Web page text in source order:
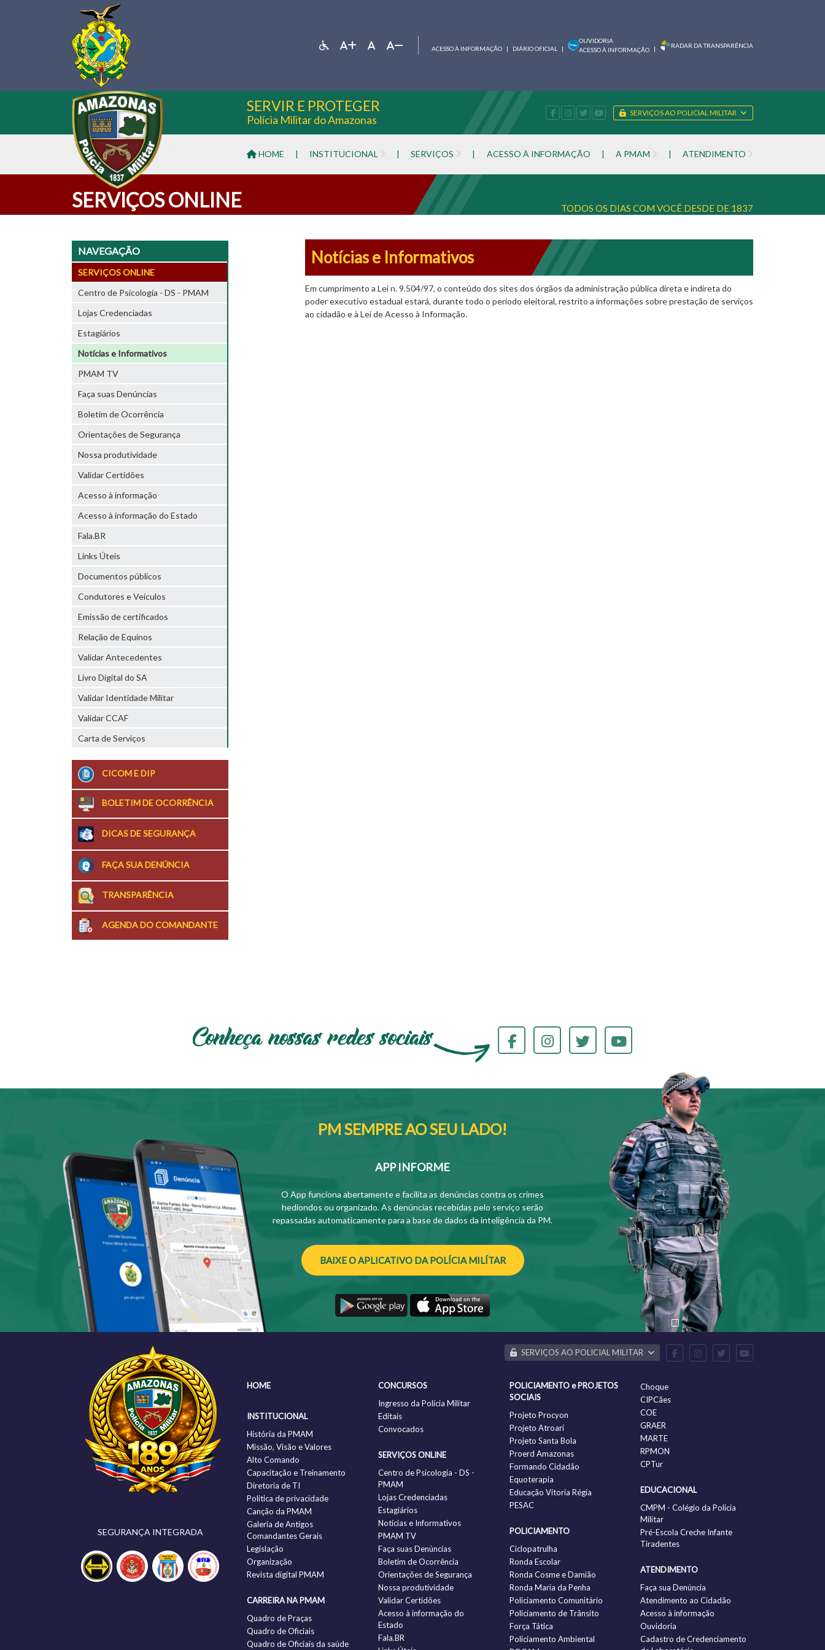
ACESSO À INFORMAÇÃO | DIÁRIO OFICIAL |
OUVIDORIA
ACESSO À INFORMAÇÃO
| RADAR DA TRANSPARÊNCIA
SERVIR E PROTEGER
Polícia Militar do Amazonas
SERVIÇOS AO POLICIAL MILITAR
HOME | INSTITUCIONAL | SERVIÇOS | ACESSO À INFORMAÇÃO | A PMAM | ATENDIMENTO
SERVIÇOS ONLINE TODOS OS DIAS COM VOCÊ DESDE DE 1837
NAVEGAÇÃO
SERVIÇOS ONLINE
Centro de Psicologia - DS - PMAM
Lojas Credenciadas
Estagiários
Notícias e Informativos
PMAM TV
Faça suas Denúncias
Boletim de Ocorrência
Orientações de Segurança
Nossa produtividade
Validar Certidões
Acesso à informação
Acesso à informação do Estado
Fala.BR
Links Úteis
Documentos públicos
Condutores e Veículos
Emissão de certificados
Relação de Equinos
Validar Antecedentes
Livro Digital do SA
Validar Identidade Militar
Validar CCAF
Carta de Serviços
CICOM E DIP
BOLETIM DE OCORRÊNCIA
DICAS DE SEGURANÇA
FAÇA SUA DENÚNCIA
TRANSPARÊNCIA
AGENDA DO COMANDANTE
Notícias e Informativos
Em cumprimento a Lei n. 9.504/97, o conteúdo dos sites dos órgãos da administração pública direta e indireta do
poder executivo estadual estará, durante todo o período eleitoral, restrito a informações sobre prestação de serviços
ao cidadão e à Lei de Acesso à Informação.
PM SEMPRE AO SEU LADO!
APP INFORME
O App funciona abertamente e facilita as denúncias contra os crimes
hediondos ou organizado. As denúncias recebidas pelo serviço serão
repassadas automaticamente para a base de dados da inteligência da PM.
BAIXE O APLICATIVO DA POLÍCIA MILÍTAR
SEGURANÇA INTEGRADA
SERVIÇOS AO POLICIAL MILITAR
HOME
INSTITUCIONAL
História da PMAM
Missão, Visão e Valores
Alto Comando
Capacitação e Treinamento
Diretoria de TI
Politica de privacidade
Canção da PMAM
Galeria de Antigos
Comandantes Gerais
Legislação
Organização
Revista digital PMAM
CARREIRA NA PMAM
Quadro de Praças
Quadro de Oficiais
Quadro de Oficiais da saúde
CONCURSOS
Ingresso da Polícia Militar
Editais
Convocados
SERVIÇOS ONLINE
Centro de Psicologia - DS -
PMAM
Lojas Credenciadas
Estagiários
Notícias e Informativos
PMAM TV
Faça suas Denúncias
Boletim de Ocorrência
Orientações de Segurança
Nossa produtividade
Validar Certidões
Acesso à informação do
Estado
Fala.BR
POLICIAMENTO e PROJETOS
SOCIAIS
Projeto Procyon
Projeto Atroari
Projeto Santa Bola
Proerd Amazonas
Formando Cidadão
Equoterapia
Educação Vitoria Régia
PESAC
POLICIAMENTO
Ciclopatrulha
Ronda Escolar
Ronda Cosme e Damião
Ronda Maria da Penha
Policiamento Comunitário
Policiamento de Trânsito
Força Tática
Policiamento Ambiental
Choque
CIPCães
COE
GRAER
MARTE
RPMON
CPTur
EDUCACIONAL
CMPM - Colégio da Policia
Militar
Pré-Escola Creche Infante
Tiradentes
ATENDIMENTO
Faça sua Denúncia
Atendimento ao Cidadão
Acesso à informação
Ouvidoria
Cadastro de Credenciamento